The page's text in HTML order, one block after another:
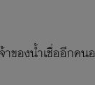
าของน้ำเชื่ออีก